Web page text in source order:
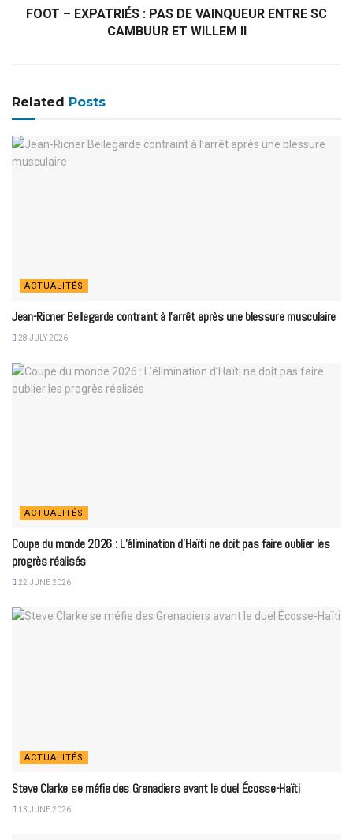
FOOT – EXPATRIÉS : PAS DE VAINQUEUR ENTRE SC
CAMBUUR ET WILLEM ll
Related Posts
ACTUALITÉS
Jean-Ricner Bellegarde contraint à l’arrêt après une blessure musculaire
28 JULY 2026
ACTUALITÉS
Coupe du monde 2026 : L’élimination d’Haïti ne doit pas faire oublier les
progrès réalisés
22 JUNE 2026
ACTUALITÉS
Steve Clarke se méfie des Grenadiers avant le duel Écosse-Haïti
13 JUNE 2026